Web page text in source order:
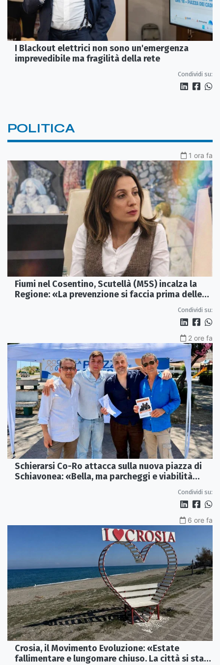
I Blackout elettrici non sono un'emergenza
imprevedibile ma fragilità della rete
Condividi su:
POLITICA
1 ora fa
Fiumi nel Cosentino, Scutellà (M5S) incalza la
Regione: «La prevenzione si faccia prima delle
Condividi su:
2 ore fa
Schierarsi Co-Ro attacca sulla nuova piazza di
Schiavonea: «Bella, ma parcheggi e viabilità
Condividi su:
6 ore fa
Crosia, il Movimento Evoluzione: «Estate
fallimentare e lungomare chiuso. La città si sta